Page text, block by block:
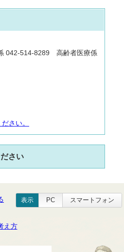
042-514-8289 高齢者医療係
さい。
さい
表示 PC スマートフォン
え方